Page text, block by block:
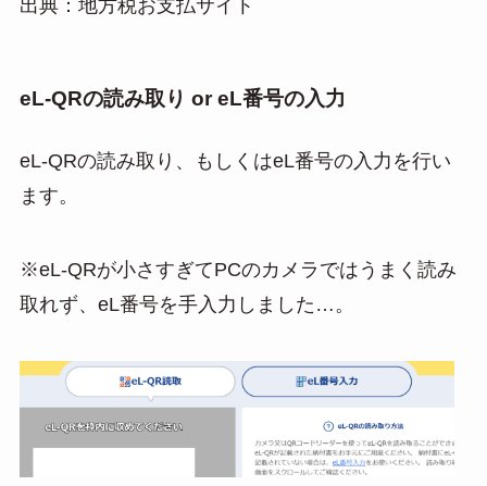
出典：地方税お支払サイト
eL-QRの読み取り or eL番号の入力
eL-QRの読み取り、もしくはeL番号の入力を行い
ます。
※eL-QRが小さすぎてPCのカメラではうまく読み
取れず、eL番号を手入力しました…。